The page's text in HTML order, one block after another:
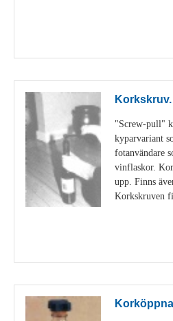
Korkskruv.
"Screw-pull"
kyparvariant
fotanvändare
vinflaskor.
upp. Finns
Korkskruven